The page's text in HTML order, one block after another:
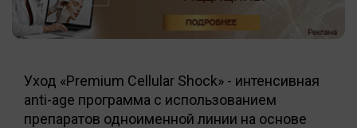
Уход «Premium Cellular Shock» - интенсивная
anti-age программа с использованием
препаратов одноименной линии на основе